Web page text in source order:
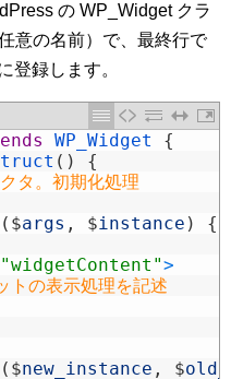
の WP_Widget クラ
意の名前）で、最終行で
登録します。
WP_Widget
{
( )
{
タ。初期化処理
( $args , $instance )
{
"widgetContent">
の表示処理を記述
( $new_instance , $